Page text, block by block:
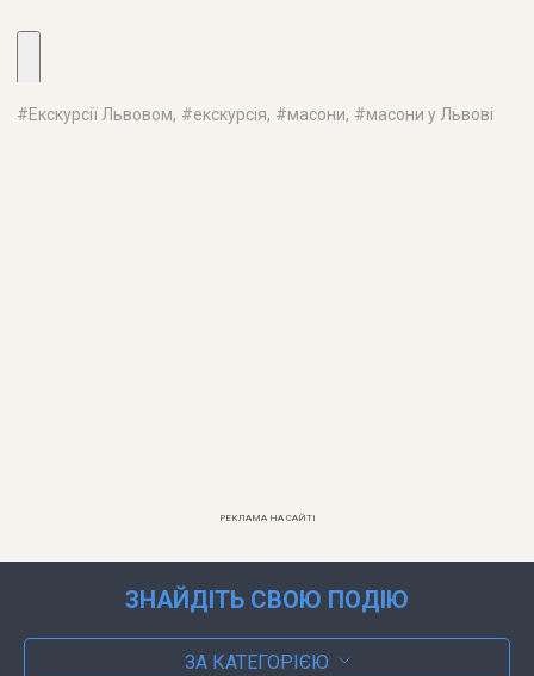
#Екскурсії Львовом, #екскурсія, #масони, #масони у Львові
РЕКЛАМА НА САЙТІ
ЗНАЙДІТЬ СВОЮ ПОДІЮ
ЗА КАТЕГОРІЄЮ